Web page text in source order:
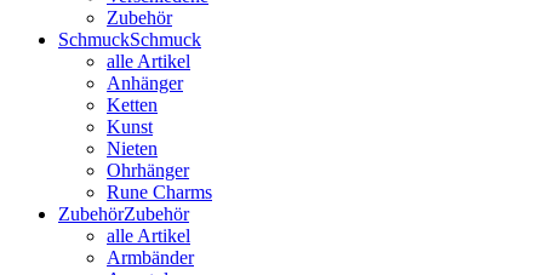
Zubehör
SchmuckSchmuck
alle Artikel
Anhänger
Ketten
Kunst
Nieten
Ohrhänger
Rune Charms
ZubehörZubehör
alle Artikel
Armbänder